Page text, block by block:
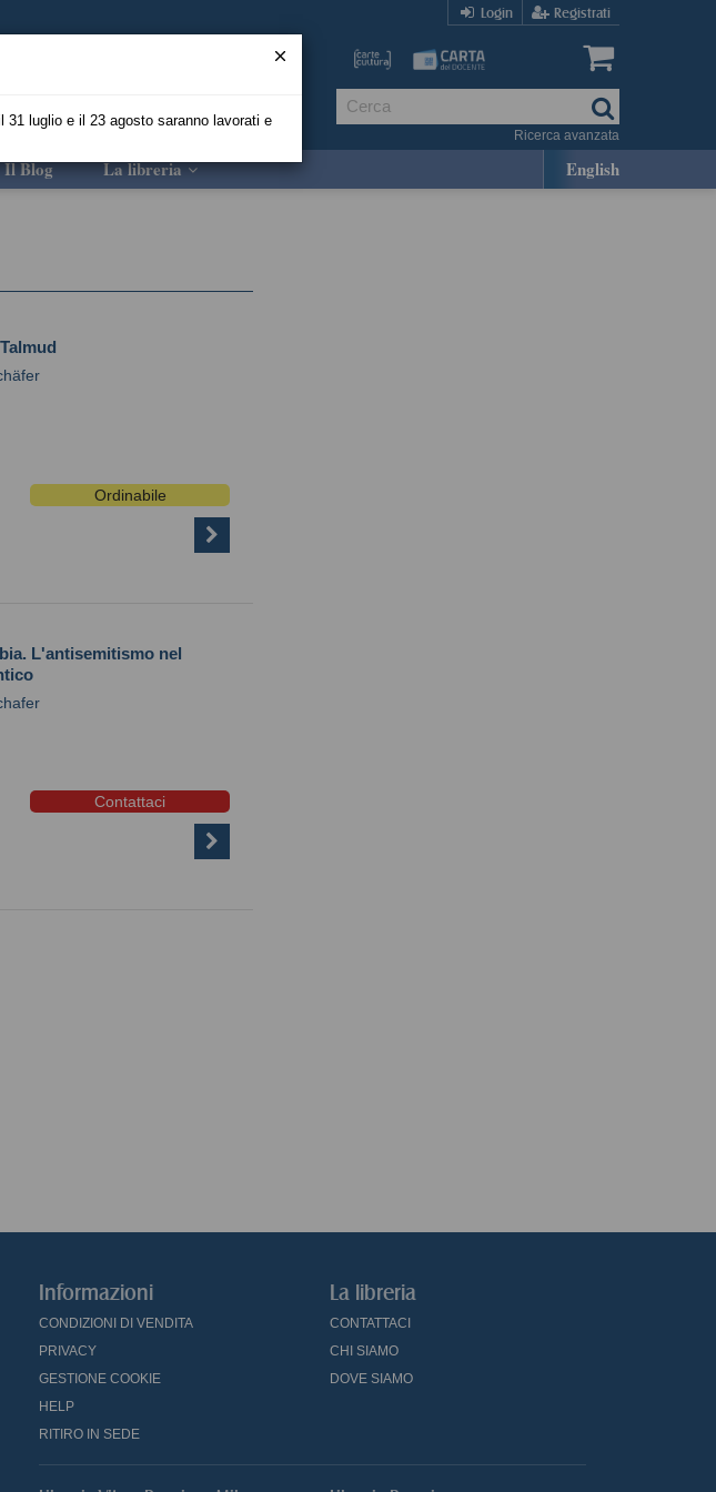
Login Registrati
Ricerca avanzata
Il Blog La libreria English
Ordinabile
L'antisemitismo nel
Contattaci
Informazioni
CONDIZIONI DI VENDITA
PRIVACY
GESTIONE COOKIE
HELP
RITIRO IN SEDE
La libreria
CONTATTACI
CHI SIAMO
DOVE SIAMO
luglio e il 23 agosto saranno lavorati e